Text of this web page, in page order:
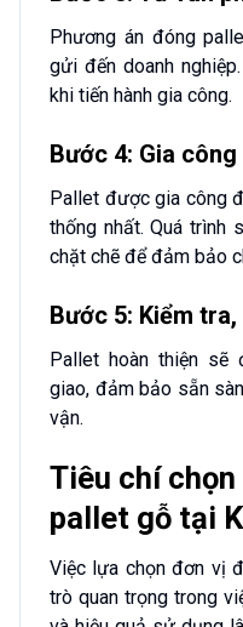
Phương án đóng
gửi đến doanh
khi tiến hành gia công.
Bước 4: Gia
Pallet được gia công
thống nhất. Quá trình
chặt chẽ để đảm bảo
Bước 5: Kiểm
Pallet hoàn thiện sẽ
giao, đảm bảo sẵn
vận.
Tiêu chí
pallet gỗ tại
Việc lựa chọn đơn vị
trò quan trọng trong